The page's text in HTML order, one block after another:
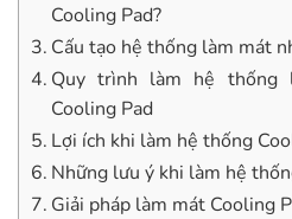
Cooling Pad?
Cấu tạo hệ thống làm mát
Quy trình làm hệ thống
Cooling Pad
Lợi ích khi làm hệ thống
Những lưu ý khi làm hệ
Giải pháp làm mát Cooling